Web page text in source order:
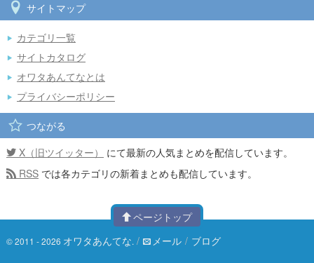
サイトマップ
カテゴリ一覧
サイトカタログ
オワタあんてなとは
プライバシーポリシー
つながる
X（旧ツイッター）
にて最新の人気まとめを配信しています。
RSS では各カテゴリの新着まとめも配信しています。
ページトップ
© 2011 - 2026 オワタあんてな. / メール / ブログ